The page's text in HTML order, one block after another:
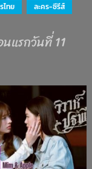
ไทย
ละคร-ซีรีส์
แรกวันที่ 11